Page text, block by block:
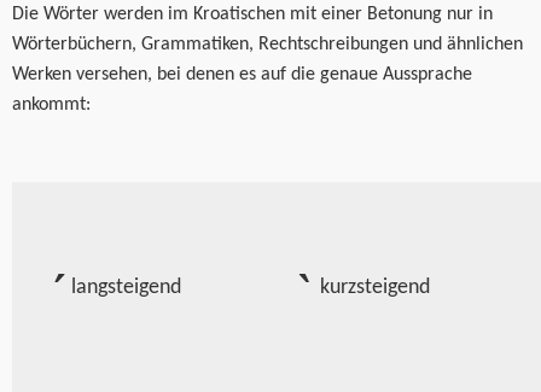
Die Wörter werden im Kroatischen mit einer Betonung nur in
Wörterbüchern, Grammatiken, Rechtschreibungen und ähnlichen
Werken versehen, bei denen es auf die genaue Aussprache
ankommt:
langsteigend kurzsteigend